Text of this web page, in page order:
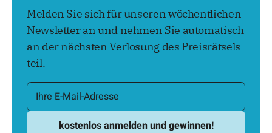
Melden Sie sich für unseren wöchentlichen
Newsletter an und nehmen Sie automatisch
an der nächsten Verlosung des Preisrätsels
teil.